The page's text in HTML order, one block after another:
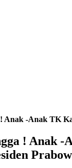
Anak -Anak TK
! Anak -